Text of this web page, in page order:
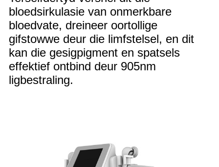
bloedsirkulasie van onmerkbare
bloedvate, dreineer oortollige
gifstowwe deur die limfstelsel, en dit
kan die gesigpigment en spatsels
effektief ontbind deur 905nm
ligbestraling.